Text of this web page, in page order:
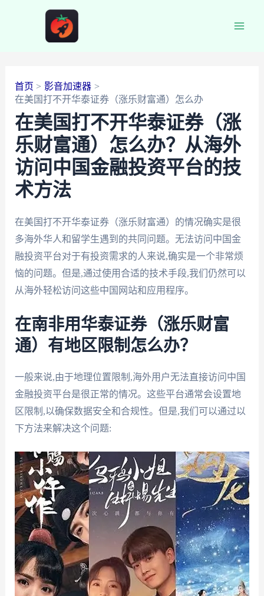
首页
影音加速器
在美国打不开华泰证券（涨乐财富通）怎么办
在美国打不开华泰证券（涨
乐财富通）怎么办？从海外
访问中国金融投资平台的技
术方法
在美国打不开华泰证券（涨乐财富通）的情况确实是很
多海外华人和留学生遇到的共同问题。无法访问中国金
融投资平台对于有投资需求的人来说,确实是一个非常烦
恼的问题。但是,通过使用合适的技术手段,我们仍然可以
从海外轻松访问这些中国网站和应用程序。
在南非用华泰证券（涨乐财富
通）有地区限制怎么办？
一般来说,由于地理位置限制,海外用户无法直接访问中国
金融投资平台是很正常的情况。这些平台通常会设置地
区限制,以确保数据安全和合规性。但是,我们可以通过以
下方法来解决这个问题: